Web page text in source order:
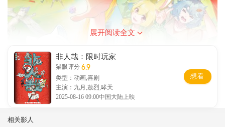
展开阅读全文
非人哉：限时玩家
猫眼评分 6.9
类型：动画,喜剧
主演：九月,敖烈,哮天
2025-08-16 09:00中国大陆上映
想看
相关影人